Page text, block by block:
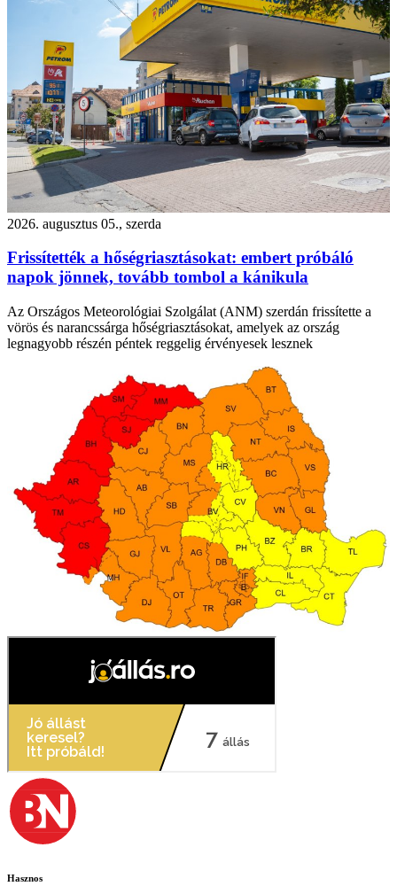
2026. augusztus 05., szerda
Frissítették a hőségriasztásokat: embert próbáló
napok jönnek, tovább tombol a kánikula
Az Országos Meteorológiai Szolgálat (ANM) szerdán frissítette a
vörös és narancssárga hőségriasztásokat, amelyek az ország
legnagyobb részén péntek reggelig érvényesek lesznek
Hasznos